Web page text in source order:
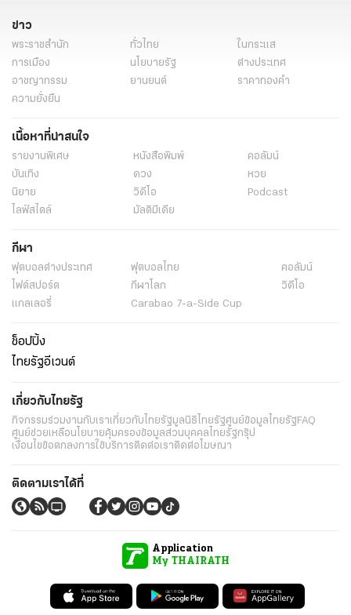
ข่าว
พระราชสำนัก ทั่วไทย
ในกระแส
การเมือง
นโยบายรัฐ
ต่างประเทศ
อาชญากรรม
ยานยนต์
ราคาทองคำ
ความยั่งยืน
เนื้อหาที่น่าสนใจ
รายงานพิเศษ หนังสือพิมพ์
คอลัมน์
บันเทิง
ดวง
หวย
นิยาย
วิดีโอ
Podcast
ไลฟ์สไตล์
มัลติมีเดีย
กีฬา
ฟุตบอลต่่างประเทศ ฟุตบอลไทย
คอลัมน์
ไฟต์สปอร์ต
กีฬาโลก
วิดีโอ
แกลเลอรี่
Carabao 7-a-Side Cup
ช็อปปิ้ง
ไทยรัฐอีเวนต์
เกี่ยวกับไทยรัฐ
กิจกรรมร่วมงานกับเราเกี่ยวกับไทยรัฐมูลนิธิไทยรัฐศูนย์ข้อมูลไทยรัฐFAQ
ศูนย์ช่วยเหลือนโยบายคุ้มครองข้อมูลส่วนบุคคลไทยรัฐกรุ๊ป
เงื่อนไขข้อตกลงการใช้บริการติดต่อเราติดต่อโฆษณา
ติดตามเราได้ที่
Application
My THAIRATH